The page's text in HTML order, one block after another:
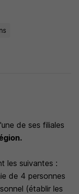
de ses filiales
les suivantes :
de 4 personnes
(établir les